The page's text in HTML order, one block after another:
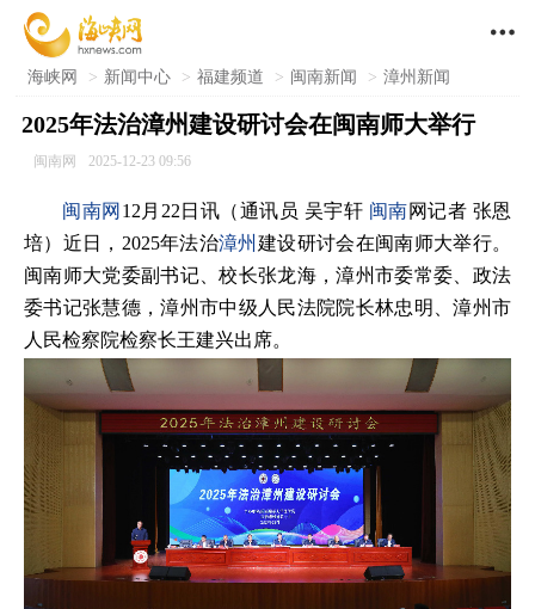

海峡网 > 新闻中心 > 福建频道 > 闽南新闻 > 漳州新闻
2025年法治漳州建设研讨会在闽南师大举行
闽南网 2025-12-23 09:56
闽南网 12月22日讯（通讯员 吴宇轩 闽南网记者 张恩
培）近日，2025年法治漳州 建设研讨会在闽南师大举行。
闽南师大党委副书记、校长张龙海，漳州市委常委、政法
委书记张慧德，漳州市中级人民法院院长林忠明、漳州市
人民检察院检察长王建兴出席。